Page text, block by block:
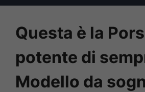
Questa è la
potente di
Modello da